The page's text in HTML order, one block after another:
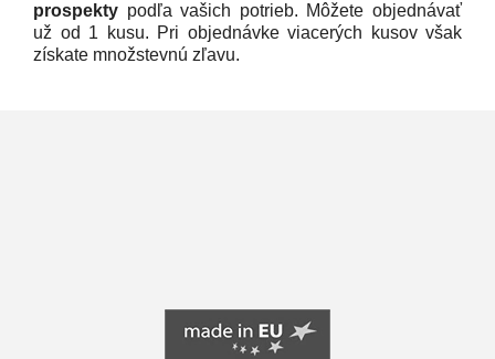
prospekty podľa vašich potrieb. Môžete objednávať
už od 1 kusu. Pri objednávke viacerých kusov však
získate množstevnú zľavu.